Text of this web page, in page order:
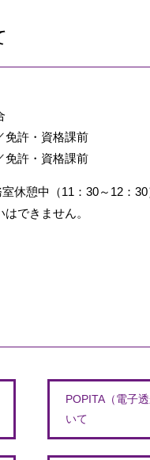
許・資格課前
許・資格課前
休憩中（11：30～12：
できません。
POPITA（電子
いて